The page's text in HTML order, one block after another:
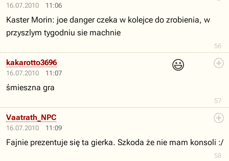
16.07.2010 11:06
56
Kaster Morin: joe danger czeka w kolejce do zrobienia, w
przyszlym tygodniu sie machnie
16.07.2010 11:07
😃
57
kakarotto3696
śmieszna gra
16.07.2010 11:09
58
Vaatrath_NPC
Fajnie prezentuje się ta gierka. Szkoda że nie mam konsoli :/